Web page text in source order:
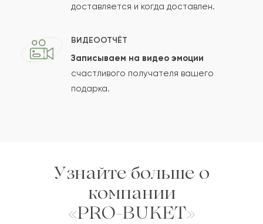
Отзыв будет опубликован после проверки.
Проверяем на спам.
доставляется и когда доставлен.
ВИДЕООТЧЁТ
Записываем на видео эмоции
счастливого получателя вашего
подарка.
Узнайте больше о
компании
«PRO-BUKET»